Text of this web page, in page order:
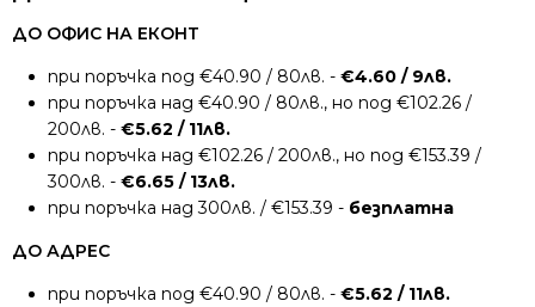
ДО ОФИС НА ЕКОНТ
при поръчка под €40.90 / 80лв. - €4.60 / 9лв.
при поръчка над €40.90 / 80лв., но под €102.26 /
200лв. - €5.62 / 11лв.
при поръчка над €102.26 / 200лв., но под €153.39 /
300лв. - €6.65 / 13лв.
при поръчка над 300лв. / €153.39 - безплатна
ДО АДРЕС
при поръчка под €40.90 / 80лв. - €5.62 / 11лв.